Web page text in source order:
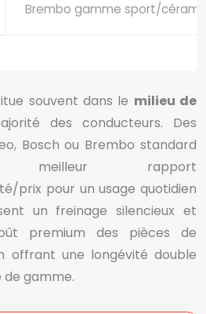
Brembo gamme sport/
souvent dans le milieu de
des conducteurs. Des
Bosch ou Brembo standard
rapport
prix pour un usage quotidien
un freinage silencieux et
premium des pièces de
offrant une longévité double
gamme.